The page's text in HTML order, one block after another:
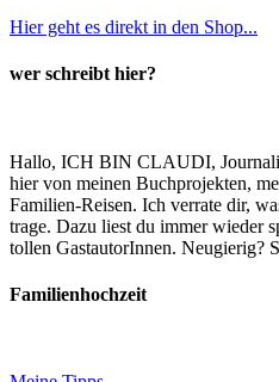
Hier geht es direkt in den Shop...
wer schreibt hier?
Hallo, ICH BIN CLAUDI,
hier von meinen Buchprojekten,
Familien-Reisen. Ich verrate dir,
trage. Dazu liest du immer wieder
tollen GastautorInnen. Neugierig?
Familienhochzeit